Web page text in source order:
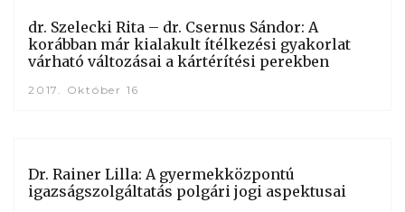
dr. Szelecki Rita – dr. Csernus Sándor: A
korábban már kialakult ítélkezési gyakorlat
várható változásai a kártérítési perekben
2017. Október 16
Dr. Rainer Lilla: A gyermekközpontú
igazságszolgáltatás polgári jogi aspektusai